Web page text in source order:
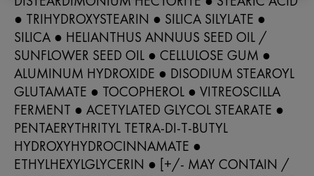
● TRIHYDROXYSTEARIN ● SILICA SILYLATE ●
SILICA ● HELIANTHUS ANNUUS SEED OIL /
SUNFLOWER SEED OIL ● CELLULOSE GUM ●
ALUMINUM HYDROXIDE ● DISODIUM STEAROYL
GLUTAMATE ● TOCOPHEROL ● VITREOSCILLA
FERMENT ● ACETYLATED GLYCOL STEARATE ●
PENTAERYTHRITYL TETRA-DI-T-BUTYL
HYDROXYHYDROCINNAMATE ●
ETHYLHEXYLGLYCERIN ● [+/- MAY CONTAIN /